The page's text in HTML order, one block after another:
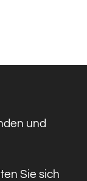
und
Sie sich